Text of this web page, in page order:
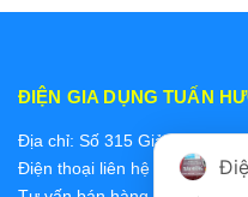
ĐIỆN GIA DỤNG TUẤN
Địa chỉ: Số 315 Giảng Võ, Ba
Điện thoại liên hệ các bộ